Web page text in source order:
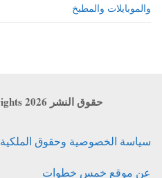
والموبايلات والمطبخ
حقوق النشر copyrights 2026 خمس خطوات
سياسة الخصوصية وحقوق الملكية
عن موقع خمس خطوات